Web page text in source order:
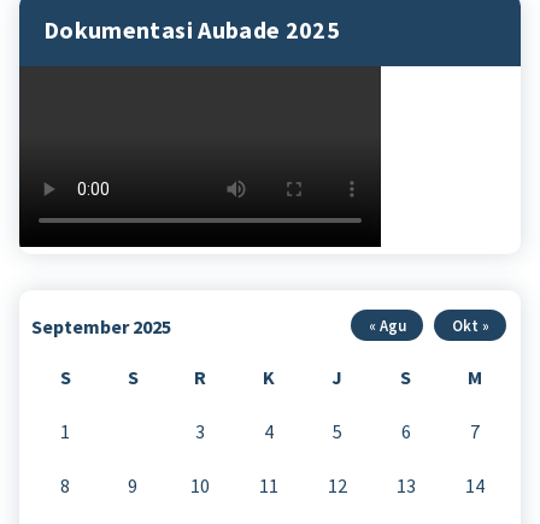
Dokumentasi Aubade 2025
September 2025
S S R K J S M
1 3 4 5 6 7
8 9 10 11 12 13 14
« Agu Okt »